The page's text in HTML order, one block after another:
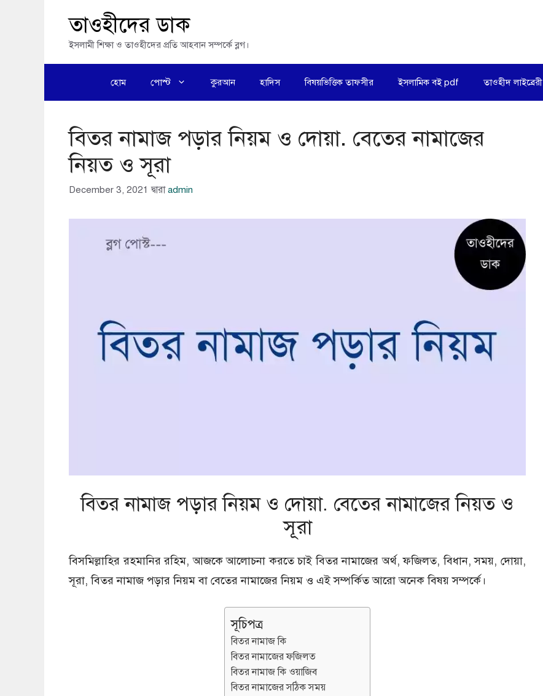
তাওহীদের ডাক
ইসলামী শিক্ষা ও তাওহীদের প্রতি আহবান সম্পর্কে ব্লগ।
হোম পোস্ট কুরআন হাদিস বিষয়ভিত্তিক তাফসীর ইসলামিক বই pdf তাওহীদ লাইব্রেরী
বিতর নামাজ পড়ার নিয়ম ও দোয়া. বেতের নামাজের
নিয়ত ও সূরা
December 3, 2021 দ্বারাadmin
বিতর নামাজ পড়ার নিয়ম ও দোয়া. বেতের নামাজের নিয়ত ও
সূরা
বিসমিল্লাহির রহমানির রহিম, আজকে আলোচনা করতে চাই বিতর নামাজের অর্থ, ফজিলত, বিধান, সময়, দোয়া,
সূরা, বিতর নামাজ পড়ার নিয়ম বা বেতের নামাজের নিয়ম ও এই সম্পর্কিত আরো অনেক বিষয় সম্পর্কে।
সূচিপত্র
বিতর নামাজ কি
বিতর নামাজের ফজিলত
বিতর নামাজ কি ওয়াজিব
বিতর নামাজের সঠিক সময়